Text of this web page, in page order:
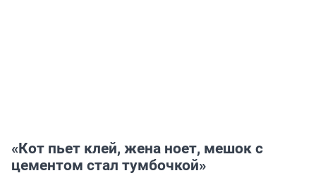
«Кот пьет клей, жена ноет, мешок с
цементом стал тумбочкой»